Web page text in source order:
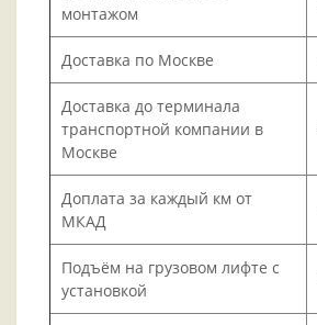
монтажом
Доставка по Москве
Доставка до терминала
транспортной компании в
Москве
Доплата за каждый км от
МКАД
Подъём на грузовом лифте с
установкой